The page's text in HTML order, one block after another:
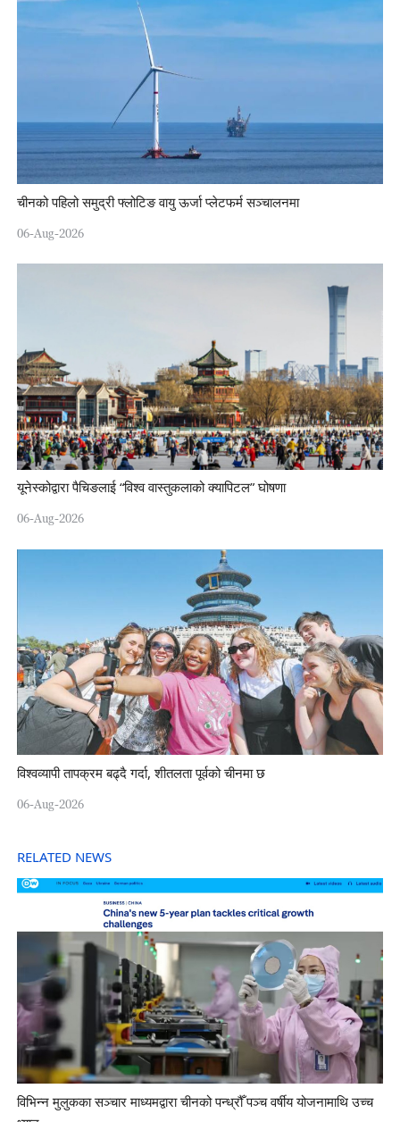
चीनको पहिलो समुद्री फ्लोटिङ वायु ऊर्जा प्लेटफर्म सञ्चालनमा
06-Aug-2026
यूनेस्कोद्वारा पैचिङलाई “विश्व वास्तुकलाको क्यापिटल” घोषणा
06-Aug-2026
विश्वव्यापी तापक्रम बढ्दै गर्दा, शीतलता पूर्वको चीनमा छ
06-Aug-2026
RELATED NEWS
विभिन्न मुलुकका सञ्चार माध्यमद्वारा चीनको पन्ध्रौँ पञ्च वर्षीय योजनामाथि उच्च